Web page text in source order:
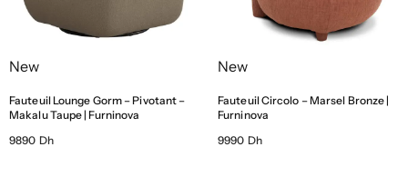
New
Fauteuil Lounge Gorm – Pivotant –
Makalu Taupe | Furninova
9890 Dh
New
Fauteuil Circolo – Marsel Bronze |
Furninova
9990 Dh